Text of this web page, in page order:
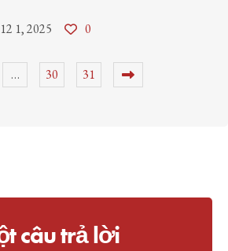
1, 2025 0
… 30 31
câu trả lời